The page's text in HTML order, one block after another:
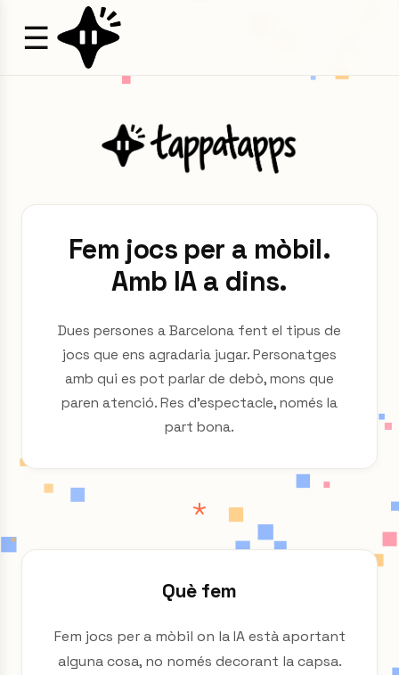
☰
Fem jocs per a mòbil.
Amb IA a dins.
Dues persones a Barcelona fent el tipus de
jocs que ens agradaria jugar. Personatges
amb qui es pot parlar de debò, mons que
paren atenció. Res d'espectacle, només la
part bona.
Què fem
Fem jocs per a mòbil on la IA està aportant
alguna cosa, no només decorant la capsa.